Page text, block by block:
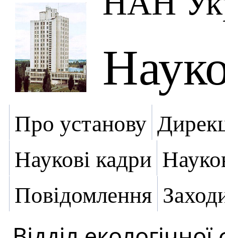
Про установу
Наукові кадри
Повідомлення